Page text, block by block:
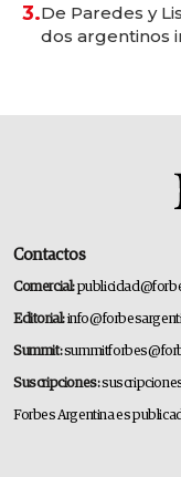
3.De Paredes y
dos argentinos
Contactos
Comercial:
Editorial:
Summit:
Suscripciones:
Forbes Argentina es